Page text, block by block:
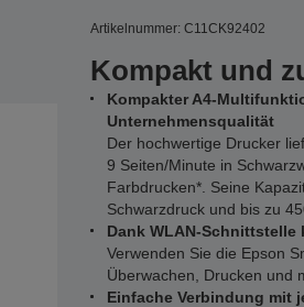
Artikelnummer: C11CK92402
Kompakt und
Kompakter A4-
Unternehmensqualität
Der hochwertige Drucker
9 Seiten/Minute in
Farbdrucken*. Seine
Schwarzdruck und bis zu
Dank WLAN-
Verwenden Sie die Epson
Überwachen, Drucken und
Einfache Verbindung mit